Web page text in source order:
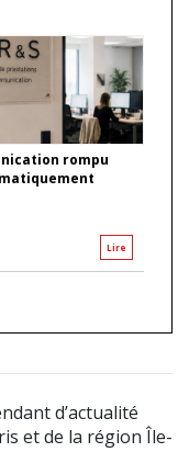
rompu
Lire
d’actualité
et de la région Île-